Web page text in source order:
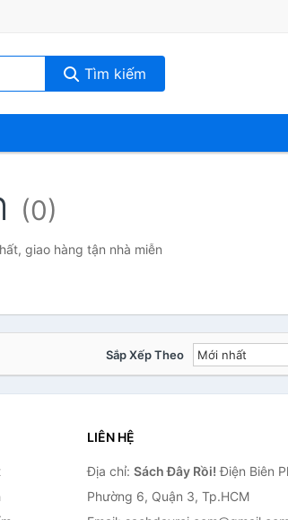
Tìm kiếm
(0)
giao hàng tận nhà miễn
Sắp Xếp Theo
LIÊN HỆ
Địa chỉ: Sách Đây Rồi! Điện Biên
Phường 6, Quận 3, Tp.HCM